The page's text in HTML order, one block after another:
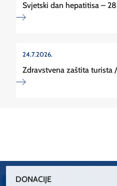
Svjetski dan hepatitisa –
24.7.2026.
Zdravstvena zaštita turista
DONACIJE